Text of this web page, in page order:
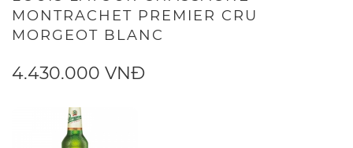
MONTRACHET PREMIER CRU
MORGEOT BLANC
4.430.000 VNĐ